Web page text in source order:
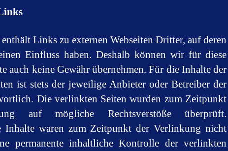
Links zu externen Webseiten Dritter, auf deren
Einfluss haben. Deshalb können wir für diese
auch keine Gewähr übernehmen. Für die Inhalte der
ist stets der jeweilige Anbieter oder Betreiber der
Die verlinkten Seiten wurden zum Zeitpunkt
auf mögliche Rechtsverstöße überprüft.
Inhalte waren zum Zeitpunkt der Verlinkung nicht
permanente inhaltliche Kontrolle der verlinkten